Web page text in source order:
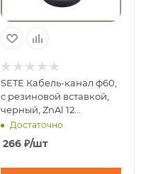
SETE Кабель-канал ф60,
с резиновой вставкой,
черный, ZnAl 12
шт./144шт. PK-T60-20
Достаточно
266₽/шт